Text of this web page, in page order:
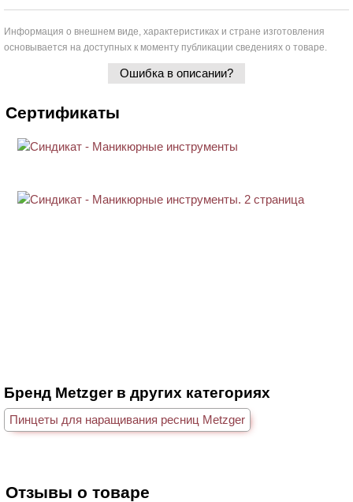
Информация о внешнем виде, характеристиках и стране изготовления
основывается на доступных к моменту публикации сведениях о товаре.
Ошибка в описании?
Сертификаты
Бренд Metzger в других категориях
Пинцеты для наращивания ресниц Metzger
Отзывы о товаре